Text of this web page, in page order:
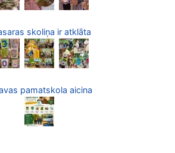
skoliņa ir atklāta
pamatskola aicina